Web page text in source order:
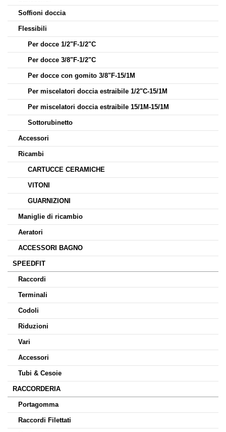
Soffioni doccia
Flessibili
Per docce 1/2"F-1/2"C
Per docce 3/8"F-1/2"C
Per docce con gomito 3/8"F-15/1M
Per miscelatori doccia estraibile 1/2"C-15/1M
Per miscelatori doccia estraibile 15/1M-15/1M
Sottorubinetto
Accessori
Ricambi
CARTUCCE CERAMICHE
VITONI
GUARNIZIONI
Maniglie di ricambio
Aeratori
ACCESSORI BAGNO
SPEEDFIT
Raccordi
Terminali
Codoli
Riduzioni
Vari
Accessori
Tubi & Cesoie
RACCORDERIA
Portagomma
Raccordi Filettati